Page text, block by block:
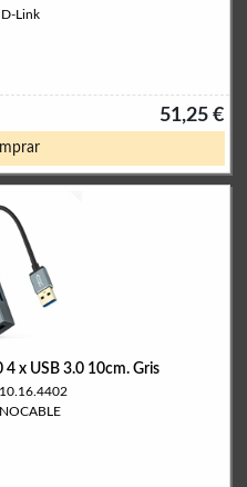
Link
51,25 €
x USB 3.0 10cm. Gris